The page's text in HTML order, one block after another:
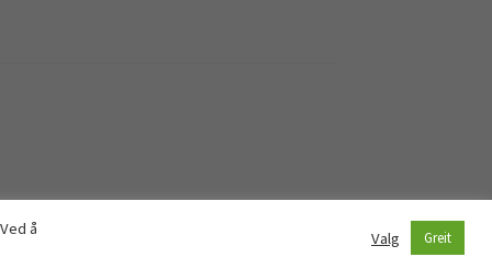
å
Valg Greit